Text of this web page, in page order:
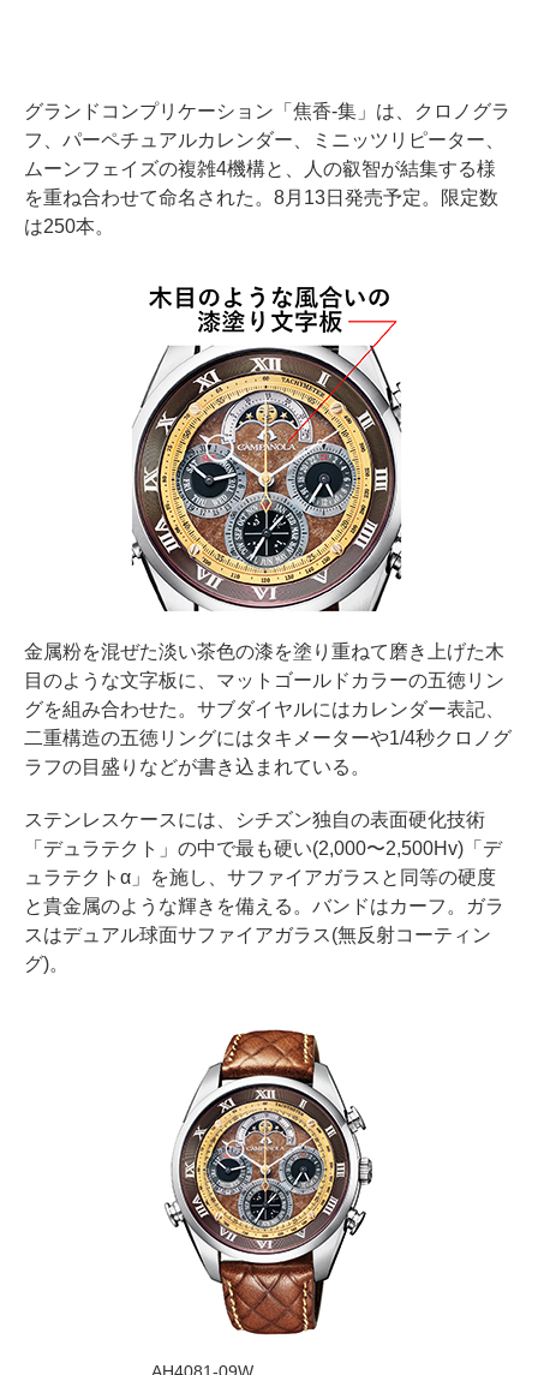
グランドコンプリケーション「焦香-集」は、クロノグラ
フ、パーペチュアルカレンダー、ミニッツリピーター、
ムーンフェイズの複雑4機構と、人の叡智が結集する様
を重ね合わせて命名された。8月13日発売予定。限定数
は250本。
金属粉を混ぜた淡い茶色の漆を塗り重ねて磨き上げた木
目のような文字板に、マットゴールドカラーの五徳リン
グを組み合わせた。サブダイヤルにはカレンダー表記、
二重構造の五徳リングにはタキメーターや1/4秒クロノグ
ラフの目盛りなどが書き込まれている。
ステンレスケースには、シチズン独自の表面硬化技術
「デュラテクト」の中で最も硬い(2,000〜2,500Hv)「デ
ュラテクトα」を施し、サファイアガラスと同等の硬度
と貴金属のような輝きを備える。バンドはカーフ。ガラ
スはデュアル球面サファイアガラス(無反射コーティン
グ)。